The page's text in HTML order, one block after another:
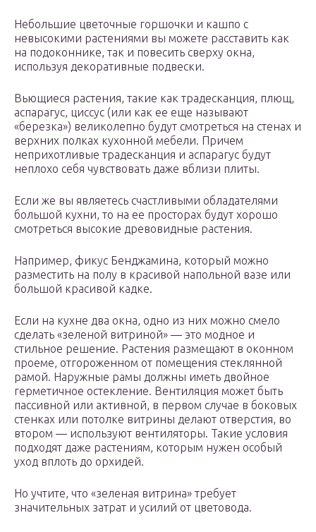
Небольшие цветочные горшочки и кашпо с
невысокими растениями вы можете расставить как
на подоконнике, так и повесить сверху окна,
используя декоративные подвески.
Вьющиеся растения, такие как традесканция, плющ,
аспарагус, циссус (или как ее еще называют
«березка») великолепно будут смотреться на стенах и
верхних полках кухонной мебели. Причем
неприхотливые традесканция и аспарагус будут
неплохо себя чувствовать даже вблизи плиты.
Если же вы являетесь счастливыми обладателями
большой кухни, то на ее просторах будут хорошо
смотреться высокие древовидные растения.
Например, фикус Бенджамина, который можно
разместить на полу в красивой напольной вазе или
большой красивой кадке.
Если на кухне два окна, одно из них можно смело
сделать «зеленой витриной» — это модное и
стильное решение. Растения размещают в оконном
проеме, отгороженном от помещения стеклянной
рамой. Наружные рамы должны иметь двойное
герметичное остекление. Вентиляция может быть
пассивной или активной, в первом случае в боковых
стенках или потолке витрины делают отверстия, во
втором — используют вентиляторы. Такие условия
подходят даже растениям, которым нужен особый
уход вплоть до орхидей.
Но учтите, что «зеленая витрина» требует
значительных затрат и усилий от цветовода.